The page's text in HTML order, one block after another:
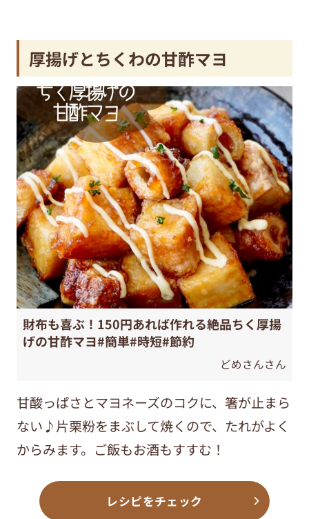
厚揚げとちくわの甘酢マヨ
財布も喜ぶ！150円あれば作れる絶品ちく厚揚
げの甘酢マヨ#簡単#時短#節約
どめさんさん
甘酸っぱさとマヨネーズのコクに、箸が止まら
ない♪片栗粉をまぶして焼くので、たれがよく
からみます。ご飯もお酒もすすむ！
レシピをチェック